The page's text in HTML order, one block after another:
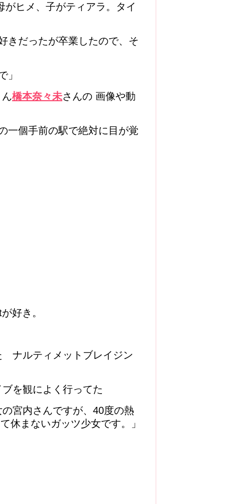
ヒメ、子がティアラ。タイ
きだったが卒業したので、そ
」
橋本奈々未さんの 画像や動
一個手前の駅で絶対に目が覚
好き。
ナルティメットブレイジン
を観によく行ってた
宮内さんですが、40度の熱
休まないガッツ少女です。」